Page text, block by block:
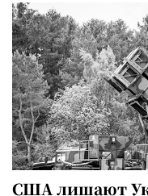
США лишают